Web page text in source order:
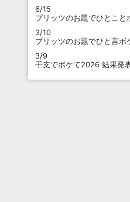
6/15
プリッツのお題でひとこと
3/10
プリッツのお題でひと言ボ
3/9
干支でボケて2026 結果発